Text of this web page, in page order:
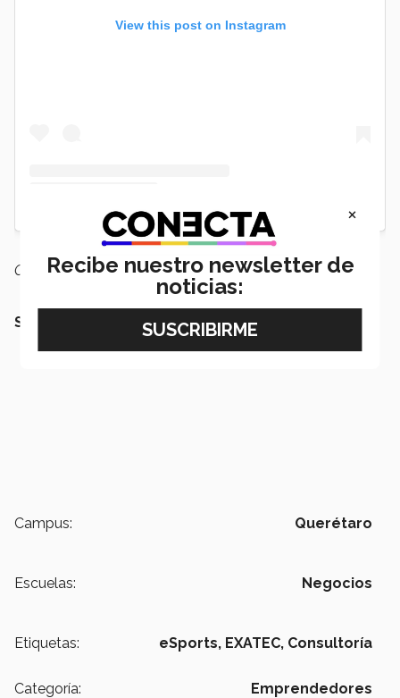
View this post on Instagram
Con información de: Ale Rojas y José Luis Espinosa
SIGUE LEYENDO
Campus: Querétaro
Escuelas: Negocios
Etiquetas: eSports, EXATEC, Consultoría
Categoría: Emprendedores
×
Recibe nuestro newsletter de
noticias: